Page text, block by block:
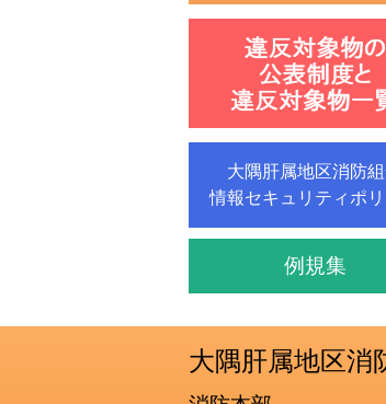
大隅肝属地区消防
情報セキュリティポ
例規集
大隅肝属地区消